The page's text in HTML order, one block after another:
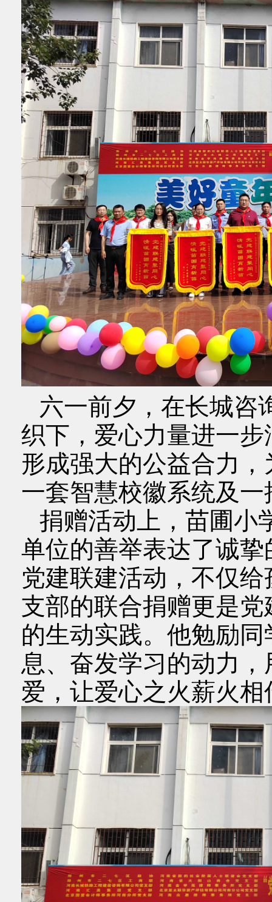
六一前夕，在长城咨
织下，爱心力量进一
形成强大的公益合力
一套智慧校徽系统及
捐赠活动上，苗圃小
单位的善举表达了诚
党建联建活动，不仅
支部的联合捐赠更是
的生动实践。他勉励
息、奋发学习的动力
爱，让爱心之火薪火相